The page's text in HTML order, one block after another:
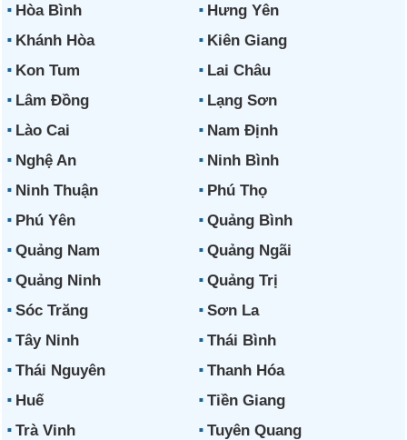
Hòa Bình
Hưng Yên
Khánh Hòa
Kiên Giang
Kon Tum
Lai Châu
Lâm Đồng
Lạng Sơn
Lào Cai
Nam Định
Nghệ An
Ninh Bình
Ninh Thuận
Phú Thọ
Phú Yên
Quảng Bình
Quảng Nam
Quảng Ngãi
Quảng Ninh
Quảng Trị
Sóc Trăng
Sơn La
Tây Ninh
Thái Bình
Thái Nguyên
Thanh Hóa
Huế
Tiền Giang
Trà Vinh
Tuyên Quang